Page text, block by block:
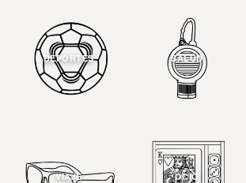
DEPORTES SALUD
VIAJE OCIO